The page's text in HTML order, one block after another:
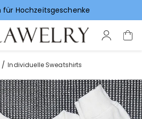
für Hochzeitsgeschenke
Individuelle Sweatshirts